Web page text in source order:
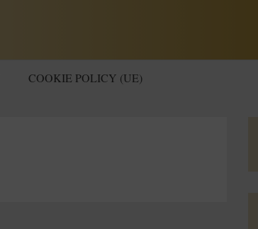
COOKIE POLICY (UE)